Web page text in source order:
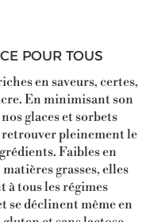
POUR TOUS
en saveurs, certes,
En minimisant son
glaces et sorbets
pleinement le
Faibles en
grasses, elles
à tous les régimes
se déclinent même en